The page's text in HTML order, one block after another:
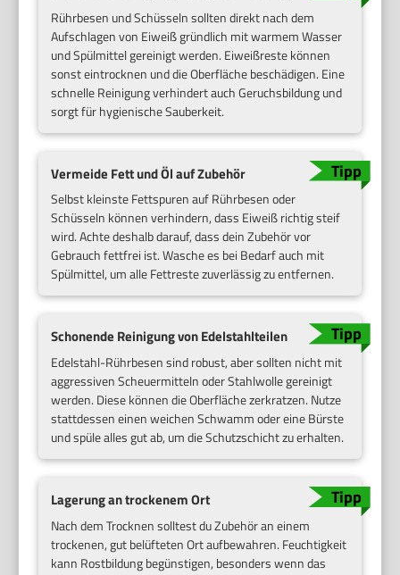
Rührbesen und Schüsseln sollten direkt nach dem
Aufschlagen von Eiweiß gründlich mit warmem Wasser
und Spülmittel gereinigt werden. Eiweißreste können
sonst eintrocknen und die Oberfläche beschädigen. Eine
schnelle Reinigung verhindert auch Geruchsbildung und
sorgt für hygienische Sauberkeit.
Vermeide Fett und Öl auf Zubehör
Selbst kleinste Fettspuren auf Rührbesen oder
Schüsseln können verhindern, dass Eiweiß richtig steif
wird. Achte deshalb darauf, dass dein Zubehör vor
Gebrauch fettfrei ist. Wasche es bei Bedarf auch mit
Spülmittel, um alle Fettreste zuverlässig zu entfernen.
Schonende Reinigung von Edelstahlteilen
Edelstahl-Rührbesen sind robust, aber sollten nicht mit
aggressiven Scheuermitteln oder Stahlwolle gereinigt
werden. Diese können die Oberfläche zerkratzen. Nutze
stattdessen einen weichen Schwamm oder eine Bürste
und spüle alles gut ab, um die Schutzschicht zu erhalten.
Lagerung an trockenem Ort
Nach dem Trocknen solltest du Zubehör an einem
trockenen, gut belüfteten Ort aufbewahren. Feuchtigkeit
kann Rostbildung begünstigen, besonders wenn das